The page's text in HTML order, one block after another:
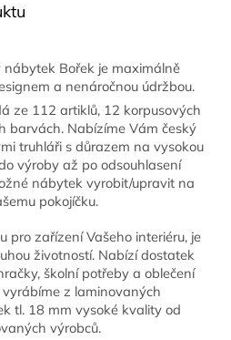
Bořek je maximálně
a nenáročnou údržbou.
ze 112 artiklů, 12 korpusových
barvách. Nabízíme Vám český
truhláři s důrazem na vysokou
výroby až po odsouhlasení
nábytek vyrobit/upravit na
pokojíčku.
pro zařízení Vašeho interiéru, je
životností. Nabízí dostatek
školní potřeby a oblečení
z laminovaných
tl. 18 mm vysoké kvality od
výrobců.